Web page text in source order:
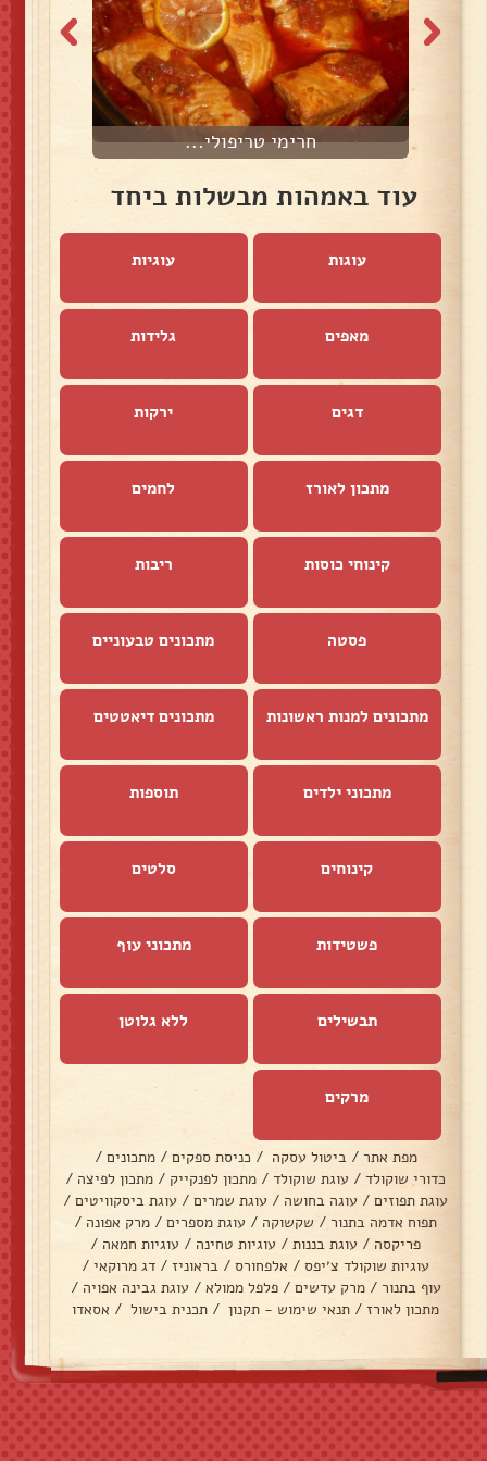
חרימי טריפולי...
עוד באמהות מבשלות ביחד
עוגות עוגיות
מאפים גלידות
דגים ירקות
מתכון לאורז לחמים
קינוחי כוסות ריבות
פסטה מתכונים טבעוניים
מתכונים למנות ראשונות מתכונים דיאטטים
מתכוני ילדים תוספות
קינוחים סלטים
פשטידות מתכוני עוף
תבשילים ללא גלוטן
מרקים
מפת אתר / ביטול עסקה / כניסת ספקים / מתכונים /
כדורי שוקולד / עוגת שוקולד / מתכון לפנקייק / מתכון לפיצה /
עוגת תפוזים / עוגה בחושה / עוגת שמרים / עוגת ביסקוויטים /
תפוח אדמה בתנור / שקשוקה / עוגת מספרים / מרק אפונה /
פריקסה / עוגת בננות / עוגיות טחינה / עוגיות חמאה /
עוגיות שוקולד צ׳יפס / אלפחורס / בראוניז / דג מרוקאי /
עוף בתנור / מרק עדשים / פלפל ממולא / עוגת גבינה אפויה /
מתכון לאורז / תנאי שימוש - תקנון / תכנית בישול / אסאדו